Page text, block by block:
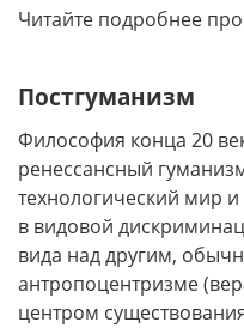
Читайте подробнее про
Постгуманизм
Философия конца 20
ренессансный
технологический мир
в видовой
вида над другим,
антропоцентризме
центром